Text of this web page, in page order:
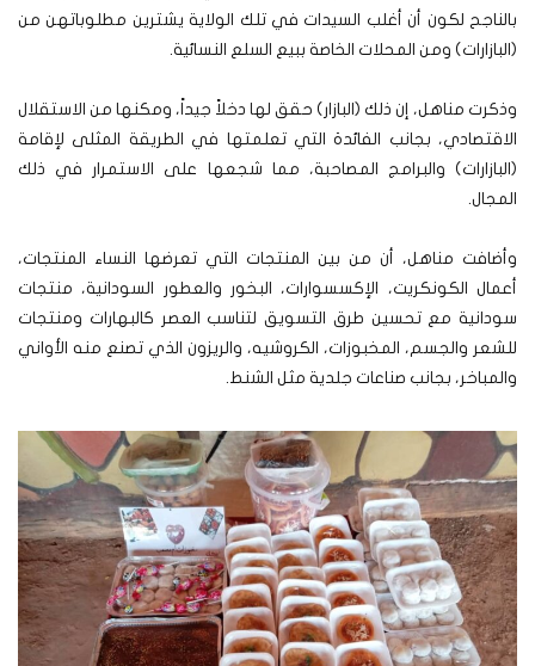
بالناجح لكون أن أغلب السيدات في تلك الولاية يشترين مطلوباتهن من
(البازارات) ومن المحلات الخاصة ببيع السلع النسائية.
وذكرت مناهل، إن ذلك (البازار) حقق لها دخلاً جيداً، ومكنها من الاستقلال
الاقتصادي، بجانب الفائدة التي تعلمتها في الطريقة المثلى لإقامة
(البازارات) والبرامج المصاحبة، مما شجعها على الاستمرار في ذلك
المجال.
وأضافت مناهل، أن من بين المنتجات التي تعرضها النساء المنتجات،
أعمال الكونكريت، الإكسسوارات، البخور والعطور السودانية، منتجات
سودانية مع تحسين طرق التسويق لتناسب العصر كالبهارات ومنتجات
للشعر والجسم، المخبوزات، الكروشيه، والريزون الذي تصنع منه الأواني
والمباخر، بجانب صناعات جلدية مثل الشنط.